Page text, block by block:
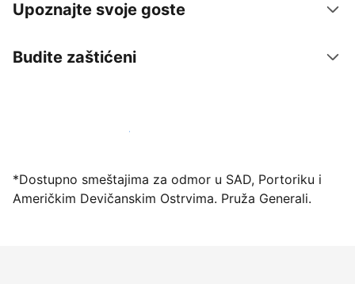
Upoznajte svoje goste
Budite zaštićeni
Registrujte svoj objekat već danas
*Dostupno smeštajima za odmor u SAD, Portoriku i
Američkim Devičanskim Ostrvima. Pruža Generali.